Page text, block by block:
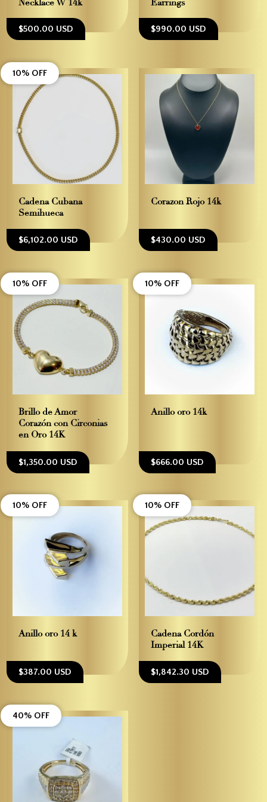
Necklace W 14k
$500.00 USD
Earrings
$990.00 USD
Cadena Cubana
Semihueca
$6,102.00 USD
10% OFF
Corazon Rojo 14k
$430.00 USD
Brillo de Amor –
Corazón con Circonias
en Oro 14K
$1,350.00 USD
10% OFF
Anillo oro 14k
$666.00 USD
10% OFF
Anillo oro 14 k
$387.00 USD
10% OFF
Cadena Cordón
Imperial 14K
$1,842.30 USD
10% OFF
40% OFF